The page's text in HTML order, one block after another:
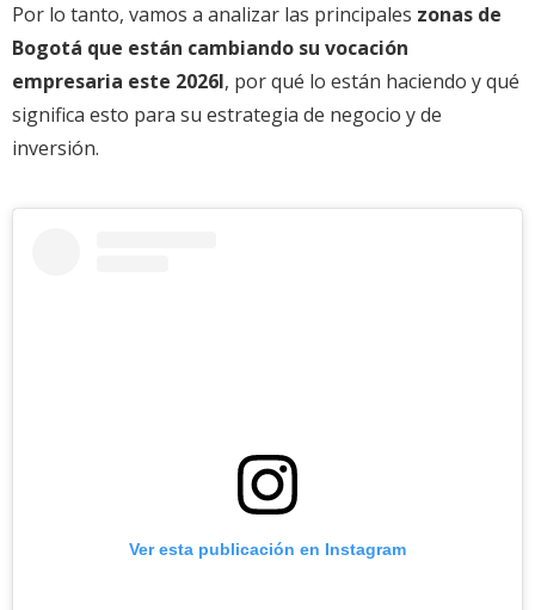
Por lo tanto, vamos a analizar las principales zonas de
Bogotá que están cambiando su vocación
empresaria este 2026l, por qué lo están haciendo y qué
significa esto para su estrategia de negocio y de
inversión.
Ver esta publicación en Instagram